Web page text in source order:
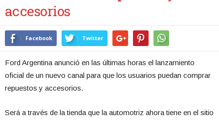
accesorios
Facebook Twitter
Ford Argentina anunció en las últimas horas el lanzamiento
oficial de un nuevo canal para que los usuarios puedan comprar
repuestos y accesorios.
Será a través de la tienda que la automotriz ahora tiene en el sitio